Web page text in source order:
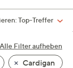
Top-Treffer
Alle Filter aufheben
Cardigan